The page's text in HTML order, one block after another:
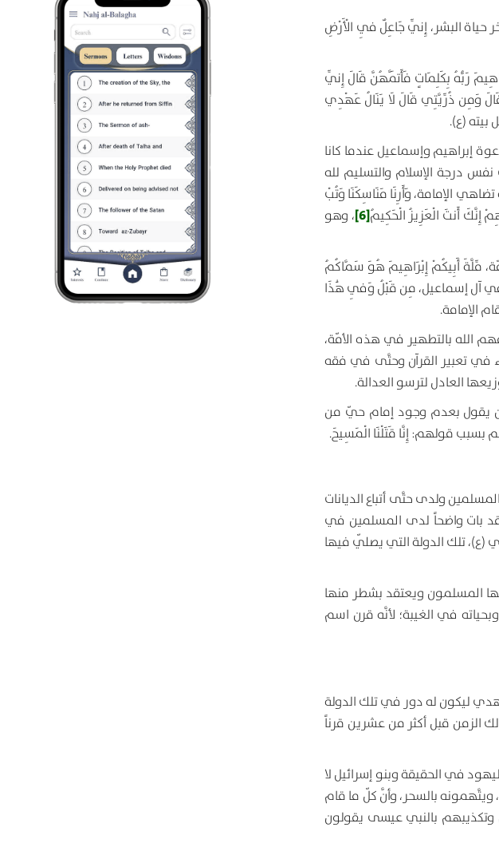
حياة البشر، إِنِّي جَاعِلٌ فِي الْأَرْضِ
رَبُّهُ بِكَلِمَاتٍ فَأَتَمَّهُنَّ قَالَ إِنِّي
وَمِن ذُرِّيَّتِي قَالَ لَا يَنَالُ عَهْدِي
بيته (ع).
إبراهيم وإسماعيل عندما كانا
درجة الإسلام والتسليم لله
الإمامة، وَأَرِنَا مَنَاسِكَنَا وَتُبْ
إِنَّكَ أَنتَ الْعَزِيزُ الْحَكِيمُ[6] ، وهو
مِّلَّةَ أَبِيكُمْ إِبْرَاهِيمَ هُوَ سَمَّاكُمُ
آل إسماعيل، مِن قَبْلُ وَفِي هَٰذَا
الإمامة.
الله بالتطهير في هذه الأمّة،
في تعبير القرآن وحتَّى في فقه
العادل لترسو العدالة.
يقول بعدم وجود إمام حيّ من
بسبب قولهم:إِنَّا قَتَلْنَا الْمَسِيحَ.
ولدى حتَّى أتباع الديانات
بات واضحاً لدى المسلمين في
(ع)، تلك الدولة التي يصلّي فيها
المسلمون ويعتقد بشطر منها
في الغيبة؛ لأنَّه قرن اسم
ليكون له دور في تلك الدولة
الزمن قبل أكثر من عشرين قرناً
في الحقيقة وبنو إسرائيل لا
بالسحر، وأنَّ كلّ ما قام
بالنبي عيسى يقولون